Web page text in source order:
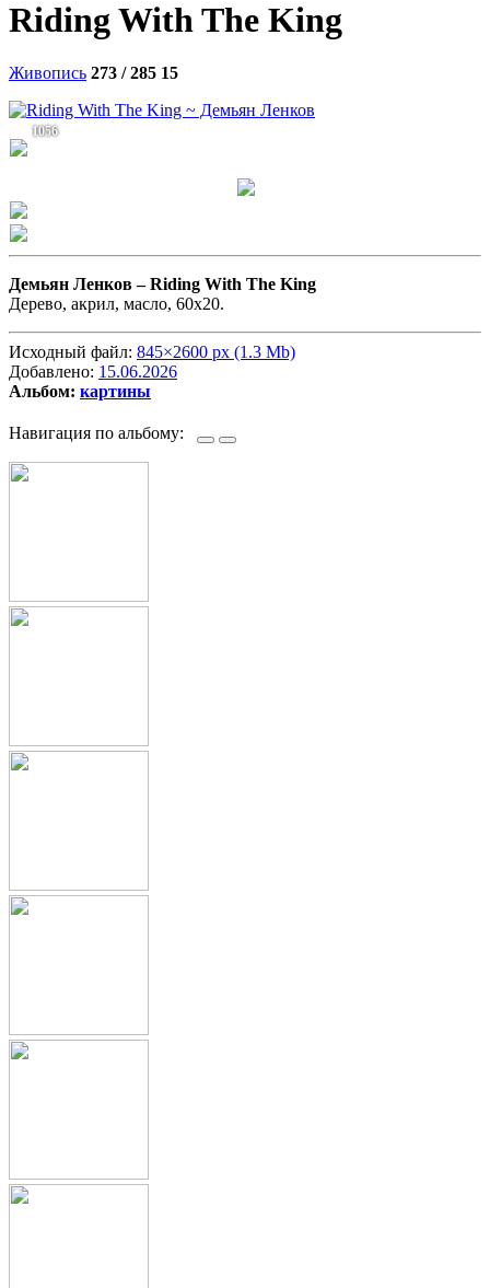
Riding With The King
Живопись 273 / 285 15
1056
Демьян Ленков –Riding With The King
Дерево, акрил, масло, 60х20.
Исходный файл: 845×2600 px (1.3 Mb)
Добавлено: 15.06.2026
Альбом: картины
Навигация по альбому: